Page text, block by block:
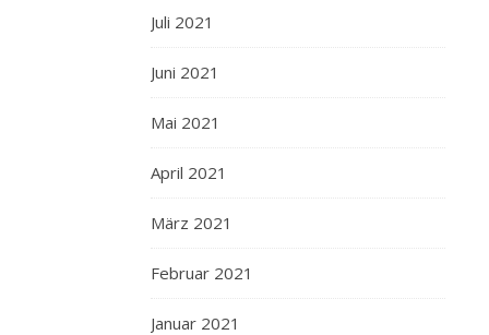
Juli 2021
Juni 2021
Mai 2021
April 2021
März 2021
Februar 2021
Januar 2021